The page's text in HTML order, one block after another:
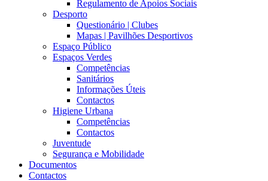
Regulamento de Apoios Sociais
Desporto
Questionário | Clubes
Mapas | Pavilhões Desportivos
Espaço Público
Espaços Verdes
Competências
Sanitários
Informações Úteis
Contactos
Higiene Urbana
Competências
Contactos
Juventude
Segurança e Mobilidade
Documentos
Contactos